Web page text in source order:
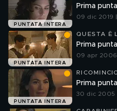
PUNTATA INTERA
Prima
09 dic 2019
PUNTATA INTERA
QUESTA È
Prima
09 apr 2006
PUNTATA INTERA
Prima
30 dic 2005